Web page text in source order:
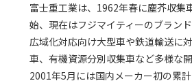
富士重工業は、1962年春に塵芥収集
始、現在はフジマイティーのブラン
広域化対応向け大型車や鉄道輸送に
車、有機資源分別収集車など多様な
2001年5月には国内メーカー初の累